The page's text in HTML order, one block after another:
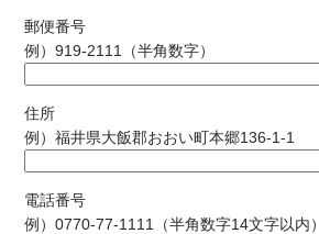
郵便番号
例）919-2111（半角数字）
住所
例）福井県大飯郡おおい町本郷136-1-1
電話番号
例）0770-77-1111（半角数字14文字以内）